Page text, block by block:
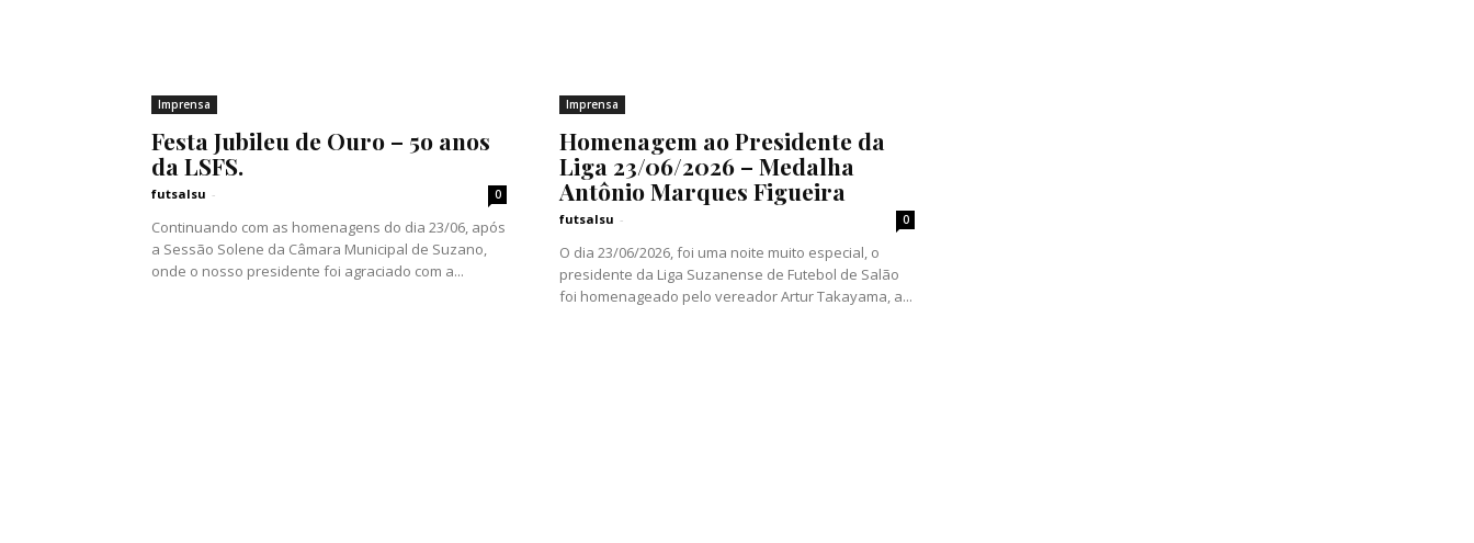
Imprensa
Festa Jubileu de Ouro – 5o anos
da LSFS.
futsalsu - 0
Continuando com as homenagens do dia 23/06, após
a Sessão Solene da Câmara Municipal de Suzano,
onde o nosso presidente foi agraciado com a...
Imprensa
Homenagem ao Presidente da
Liga 23/06/2026 – Medalha
Antônio Marques Figueira
futsalsu - 0
O dia 23/06/2026, foi uma noite muito especial, o
presidente da Liga Suzanense de Futebol de Salão
foi homenageado pelo vereador Artur Takayama, a...